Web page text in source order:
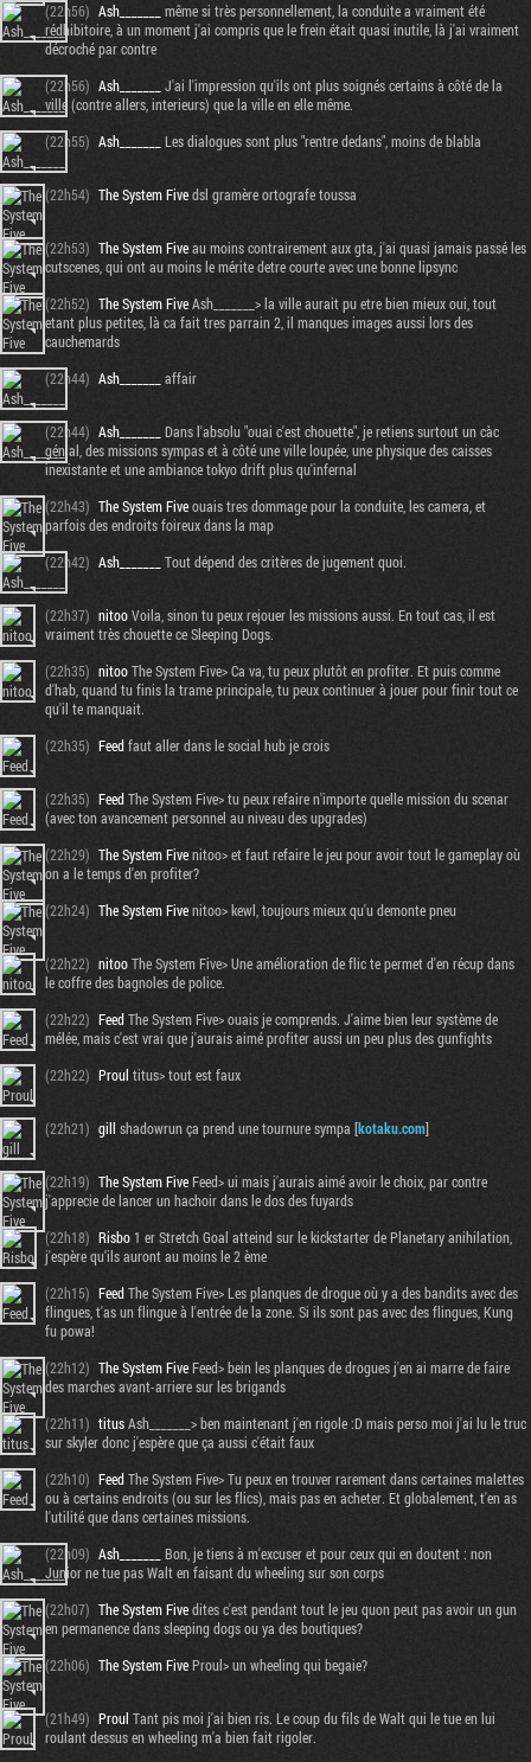
(22h56) Ash_______
même si très personnellement, la conduite a vraiment été
rédhibitoire, à un moment j'ai compris que le frein était quasi inutile, là j'ai vraiment
décroché par contre
(22h56) Ash_______
J'ai l'impression qu'ils ont plus soignés certains à côté de la
ville (contre allers, interieurs) que la ville en elle même.
(22h55) Ash_______ Les dialogues sont plus "rentre dedans", moins de blabla
(22h54) The System Fivedsl gramère ortografe toussa
(22h53) The System Fiveau moins contrairement aux gta, j'ai quasi jamais passé les
cutscenes, qui ont au moins le mérite detre courte avec une bonne lipsync
(22h52) The System FiveAsh_______> la ville aurait pu etre bien mieux oui, tout
etant plus petites, là ca fait tres parrain 2, il manques images aussi lors des
cauchemards
(22h44) Ash_______ affair
(22h44) Ash_______
Dans l'absolu "ouai c'est chouette", je retiens surtout un càc
génial, des missions sympas et à côté une ville loupée, une physique des caisses
inexistante et une ambiance tokyo drift plus qu'infernal
(22h43) The System Fiveouais tres dommage pour la conduite, les camera, et
parfois des endroits foireux dans la map
(22h42) Ash_______ Tout dépend des critères de jugement quoi.
(22h37) nitooVoila, sinon tu peux rejouer les missions aussi. En tout cas, il est
vraiment très chouette ce Sleeping Dogs.
(22h35) nitooThe System Five> Ca va, tu peux plutôt en profiter. Et puis comme
d'hab, quand tu finis la trame principale, tu peux continuer à jouer pour finir tout ce
qu'il te manquait.
(22h35) Feedfaut aller dans le social hub je crois
(22h35) FeedThe System Five> tu peux refaire n'importe quelle mission du scenar
(avec ton avancement personnel au niveau des upgrades)
(22h29) The System Fivenitoo> et faut refaire le jeu pour avoir tout le gameplay où
on a le temps d'en profiter?
(22h24) The System Fivenitoo> kewl, toujours mieux qu'u demonte pneu
(22h22) nitooThe System Five> Une amélioration de flic te permet d'en récup dans
le coffre des bagnoles de police.
(22h22) FeedThe System Five> ouais je comprends. J'aime bien leur système de
mélée, mais c'est vrai que j'aurais aimé profiter aussi un peu plus des gunfights
(22h22) Proul titus> tout est faux
(22h21) gill shadowrun ça prend une tournure sympa [kotaku.com]
(22h19) The System FiveFeed> ui mais j'aurais aimé avoir le choix, par contre
j'apprecie de lancer un hachoir dans le dos des fuyards
(22h18) Risbo1 er Stretch Goal atteind sur le kickstarter de Planetary anihilation,
j'espère qu'ils auront au moins le 2 ème
(22h15) FeedThe System Five> Les planques de drogue où y a des bandits avec des
flingues, t'as un flingue à l'entrée de la zone. Si ils sont pas avec des flingues, Kung
fu powa!
(22h12) The System FiveFeed> bein les planques de drogues j'en ai marre de faire
des marches avant-arriere sur les brigands
(22h11) titusAsh_______> ben maintenant j'en rigole :D mais perso moi j'ai lu le truc
sur skyler donc j'espère que ça aussi c'était faux
(22h10) FeedThe System Five> Tu peux en trouver rarement dans certaines malettes
ou à certains endroits (ou sur les flics), mais pas en acheter. Et globalement, t'en as
l'utilité que dans certaines missions.
(22h09) Ash_______
Bon, je tiens à m'excuser et pour ceux qui en doutent : non
Junior ne tue pas Walt en faisant du wheeling sur son corps
(22h07) The System Fivedites c'est pendant tout le jeu quon peut pas avoir un gun
en permanence dans sleeping dogs ou ya des boutiques?
(22h06) The System FiveProul> un wheeling qui begaie?
(21h49) Proul Tant pis moi j'ai bien ris. Le coup du fils de Walt qui le tue en lui
roulant dessus en wheeling m'a bien fait rigoler.